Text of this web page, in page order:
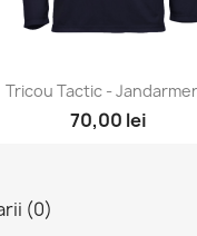
Tricou Tactic -
70,00 lei
(0)